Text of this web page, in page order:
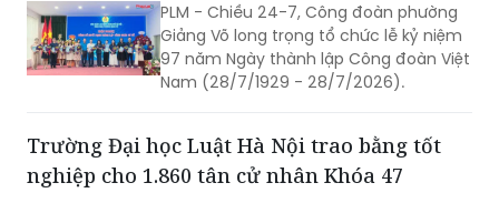
truyền thống, nâng cao chất lượng hoạt
động công đoàn
PLM - Chiều 24-7, Công đoàn phường
97 năm Ngày thành lập Công đoàn Việt
Nam (28/7/1929 - 28/7/2026).